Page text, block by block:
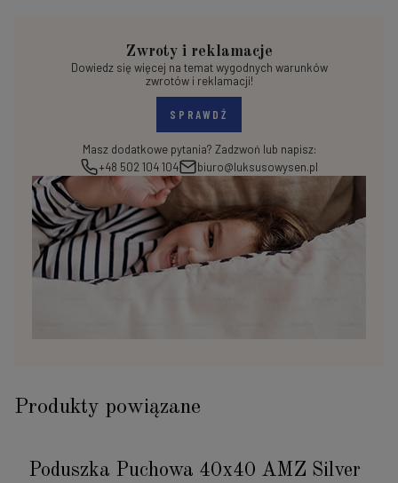
Zwroty i reklamacje
Dowiedz się więcej na temat wygodnych warunków
zwrotów i reklamacji!
SPRAWDŹ
Masz dodatkowe pytania? Zadzwoń lub napisz:
+48 502 104 104
biuro@luksusowysen.pl
Produkty powiązane
Poduszka Puchowa 40x40 AMZ Silver